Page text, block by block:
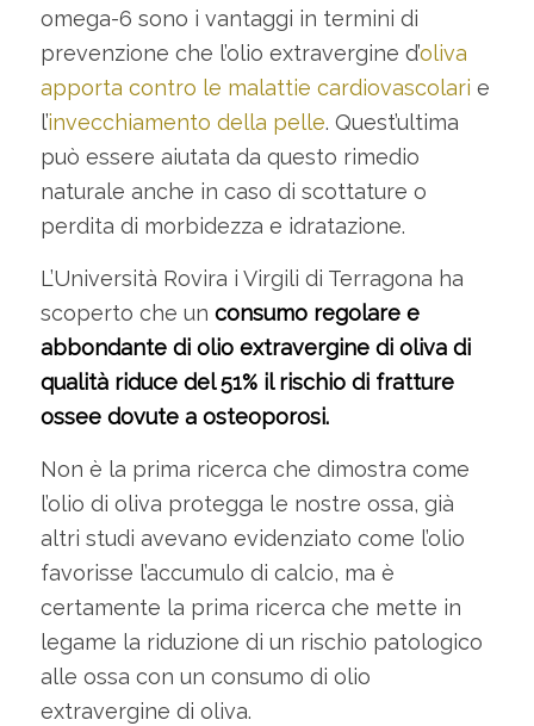
omega-6 sono i vantaggi in termini di
prevenzione che l’olio extravergine d’oliva
apporta contro le malattie cardiovascolari e
l’invecchiamento della pelle. Quest’ultima
può essere aiutata da questo rimedio
naturale anche in caso di scottature o
perdita di morbidezza e idratazione.
L’Università Rovira i Virgili di Terragona ha
scoperto che un consumo regolare e
abbondante di olio extravergine di oliva di
qualità riduce del 51% il rischio di fratture
ossee dovute a osteoporosi.
Non è la prima ricerca che dimostra come
l’olio di oliva protegga le nostre ossa, già
altri studi avevano evidenziato come l’olio
favorisse l’accumulo di calcio, ma è
certamente la prima ricerca che mette in
legame la riduzione di un rischio patologico
alle ossa con un consumo di olio
extravergine di oliva.